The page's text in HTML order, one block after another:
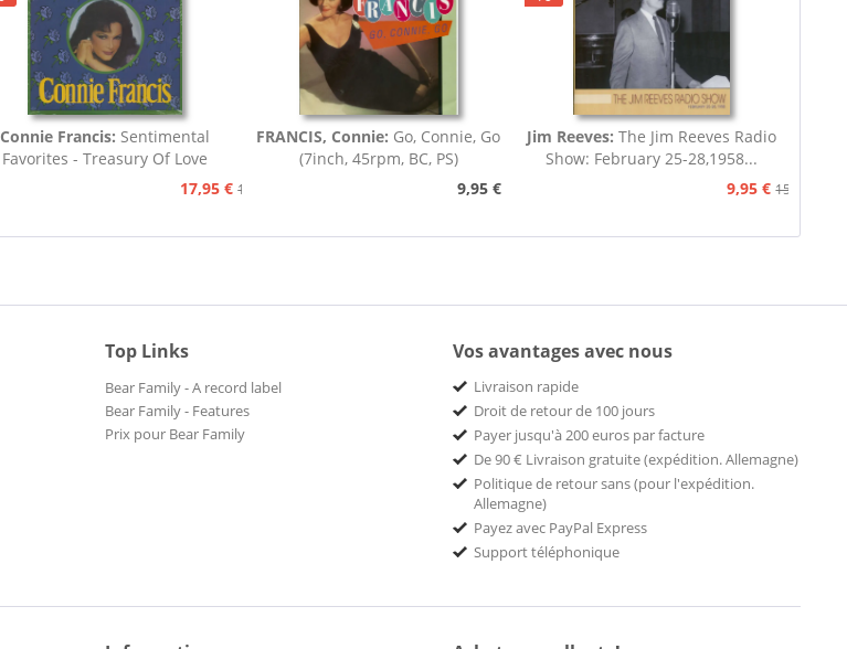
Connie Francis: Sentimental
Favorites - Treasury Of Love
17,95 € 19,95 €
FRANCIS, Connie: Go, Connie, Go
(7inch, 45rpm, BC, PS)
9,95 €
Jim Reeves: The Jim Reeves Radio
Show: February 25-28,1958...
9,95 € 15,95 €
Top Links
Bear Family - A record label
Bear Family - Features
Prix pour Bear Family
Vos avantages avec nous
Livraison rapide
Droit de retour de 100 jours
Payer jusqu'à 200 euros par facture
De 90 € Livraison gratuite (expédition. Allemagne)
Politique de retour sans (pour l'expédition.
Allemagne)
Payez avec PayPal Express
Support téléphonique